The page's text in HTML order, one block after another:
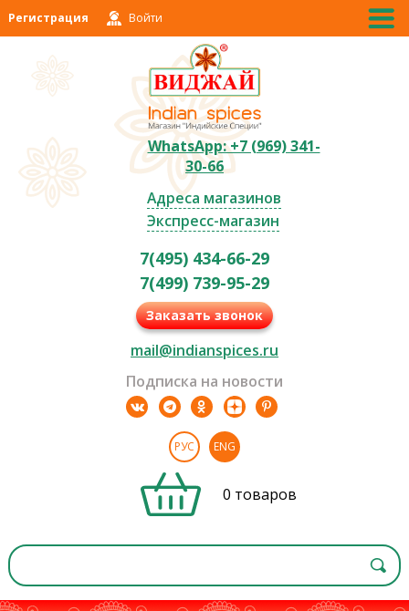
Регистрация Войти
WhatsApp: +7 (969) 341-
30-66
Адреса магазинов
Экспресс-магазин
7(495) 434-66-29
7(499) 739-95-29
Заказать звонок
mail@indianspices.ru
Подписка на новости
РУС ENG
0 товаров